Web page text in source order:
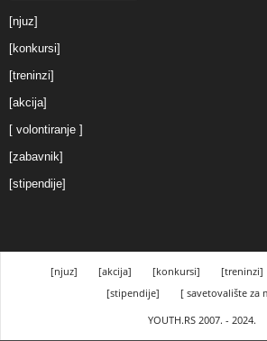
[njuz]
[konkursi]
[treninzi]
[akcija]
[ volontiranje ]
[zabavnik]
[stipendije]
[njuz] [akcija] [konkursi] [treninzi]
[stipendije]
[ savetovalište za
YOUTH.RS 2007. - 2024.